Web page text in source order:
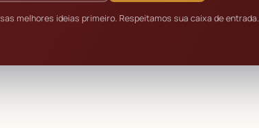
melhores ideias primeiro. Respeitamos sua caixa de entrada.